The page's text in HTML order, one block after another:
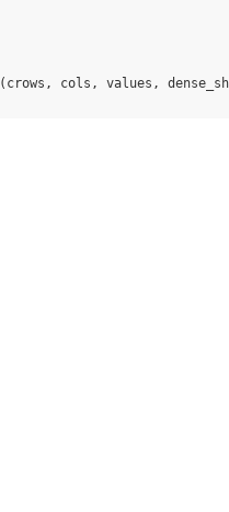
( crows , cols , values ,